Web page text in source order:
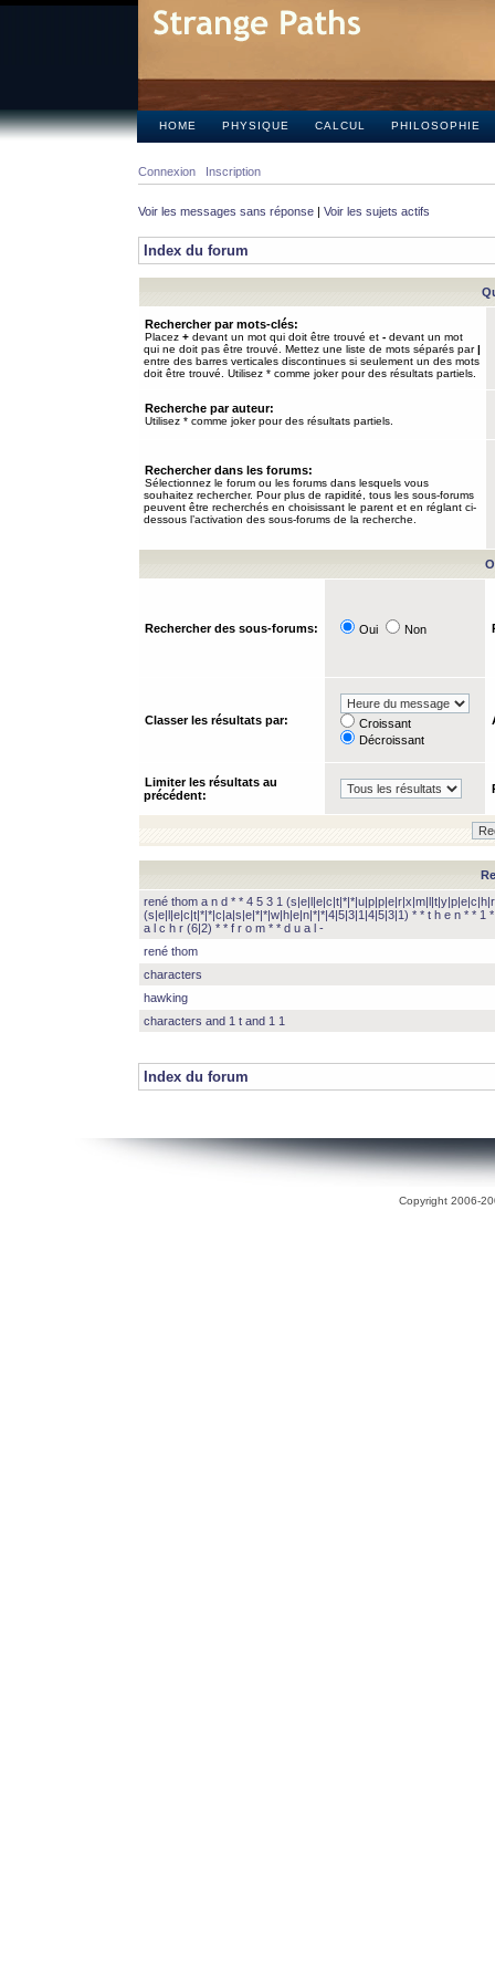
HOME PHYSIQUE CALCUL PHILOSOPHIE
Connexion Inscription
Voir les messages sans réponse | Voir les sujets actifs
Index du forum
Rechercher par mots-clés:
Placez + devant un mot qui doit être trouvé et - devant un mot
qui ne doit pas être trouvé. Mettez une liste de mots séparés par|
entre des barres verticales discontinues si seulement un des mots
doit être trouvé. Utilisez * comme joker pour des résultats partiels.
Recherche par auteur:
Utilisez * comme joker pour des résultats partiels.
Rechercher dans les forums:
Sélectionnez le forum ou les forums dans lesquels vous
souhaitez rechercher. Pour plus de rapidité, tous les sous-forums
peuvent être recherchés en choisissant le parent et en réglant ci-
dessous l’activation des sous-forums de la recherche.
Rechercher des sous-forums: Oui Non
Classer les résultats par:
Croissant
Décroissant
Limiter les résultats au
précédent:
rené thom a n d * * 4 5 3 1
(s|e|l|e|c|t|*|*|c|a|s|e|*|*|w|h|e|n|*|*|4|5|3|1|4|5|3|1) * * t h e n * * 1
a l c h r (6|2) * * f r o m * * d u a l -
rené thom
characters
hawking
characters and 1 t and 1 1
Index du forum
Copyright 2006-